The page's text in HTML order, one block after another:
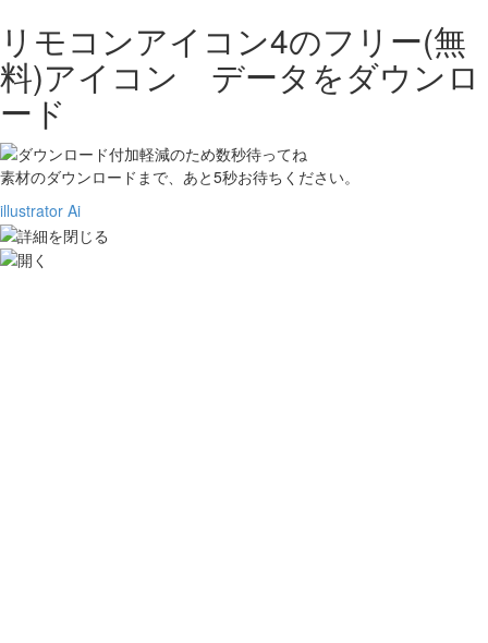
リモコンアイコン4のフリー(無
料)アイコン データをダウンロ
ード
素材のダウンロードまで、あと5秒お待ちください。
illustrator Ai